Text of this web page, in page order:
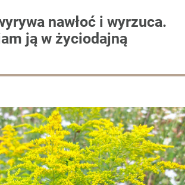
nawłoć i wyrzuca.
ją w życiodajną